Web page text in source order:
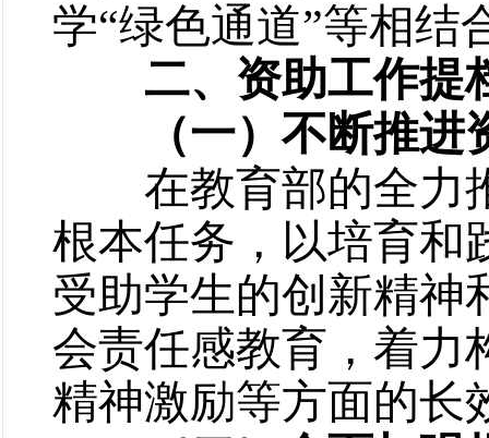
学“绿色通道”等相结
二、资助工作提
（一）不断推进
在教育部的全力推
根本任务，以培育和
受助学生的创新精神
会责任感教育，着力
精神激励等方面的长